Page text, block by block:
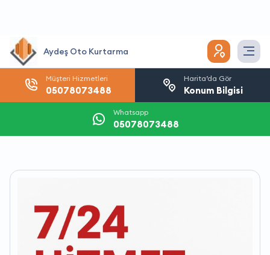
Aydeş Oto Kurtarma
Müşteri Hizmetleri
05078073488
Harita’da Gör
Konum Bilgisi
Whatsapp
05078073488